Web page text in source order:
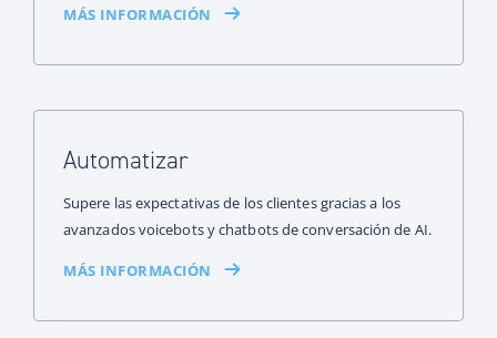
MÁS INFORMACIÓN
Automatizar
Supere las expectativas de los clientes gracias a los
avanzados voicebots y chatbots de conversación de AI.
MÁS INFORMACIÓN